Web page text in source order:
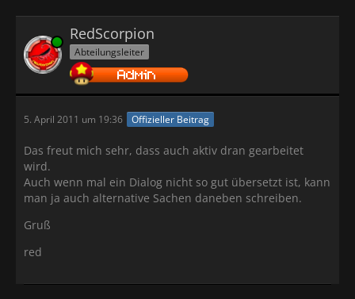
Online RedScorpion
Abteilungsleiter
5. April 2011 um 19:36 Offizieller Beitrag
Das freut mich sehr, dass auch aktiv dran gearbeitet
wird.
Auch wenn mal ein Dialog nicht so gut übersetzt ist, kann
man ja auch alternative Sachen daneben schreiben.
Gruß
red